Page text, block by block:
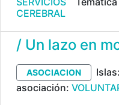
CEREBRAL
/ Un lazo en
ASOCIACION Islas:
asociación: